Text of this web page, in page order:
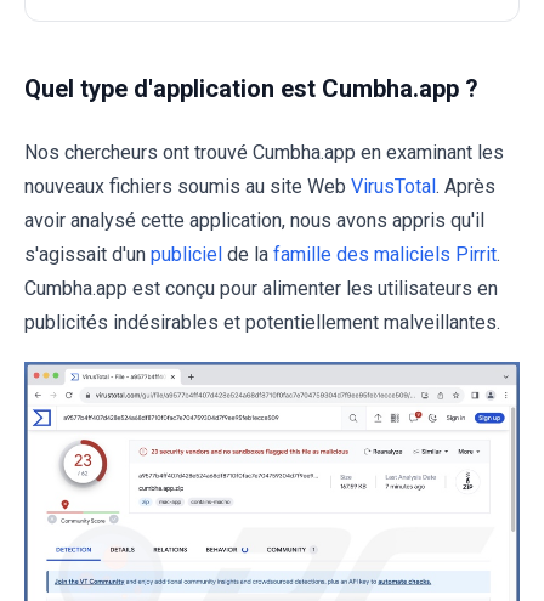
Quel type d'application est Cumbha.app ?
Nos chercheurs ont trouvé Cumbha.app en examinant les
nouveaux fichiers soumis au site Web VirusTotal. Après
avoir analysé cette application, nous avons appris qu'il
s'agissait d'un publiciel de la famille des maliciels Pirrit.
Cumbha.app est conçu pour alimenter les utilisateurs en
publicités indésirables et potentiellement malveillantes.